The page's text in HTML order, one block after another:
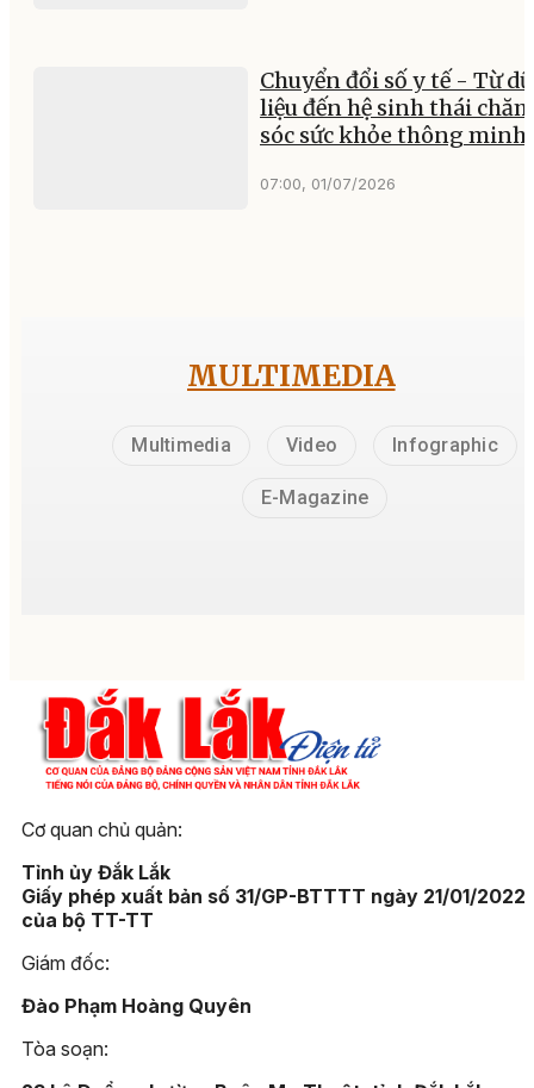
Chuyển đổi số y tế - Từ dữ
liệu đến hệ sinh thái chăm
sóc sức khỏe thông minh
07:00, 01/07/2026
MULTIMEDIA
Multimedia Video Infographic
E-Magazine
Cơ quan chủ quản:
Tỉnh ủy Đắk Lắk
Giấy phép xuất bản số 31/GP-BTTTT ngày 21/01/2022
của bộ TT-TT
Giám đốc:
Đào Phạm Hoàng Quyên
Tòa soạn: